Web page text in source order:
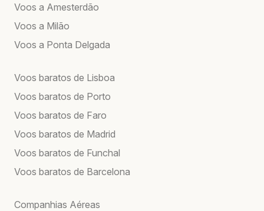
Voos a Amesterdão
Voos a Milão
Voos a Ponta Delgada
Voos baratos de Lisboa
Voos baratos de Porto
Voos baratos de Faro
Voos baratos de Madrid
Voos baratos de Funchal
Voos baratos de Barcelona
Companhias Aéreas